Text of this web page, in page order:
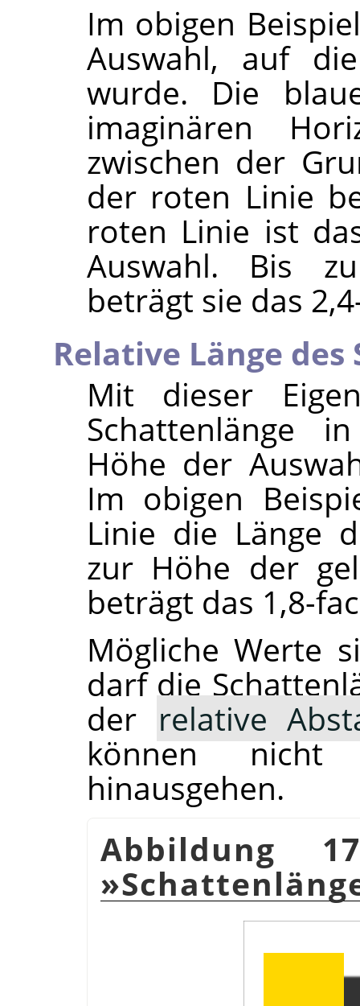
Im obigen
Auswahl, auf
wurde. Die
imaginären
zwischen der
der roten Linie
roten Linie ist
Auswahl. Bis
beträgt sie das
Relative Länge des
Mit dieser
Schattenlänge
Höhe der
Im obigen
Linie die Länge
zur Höhe der
beträgt das 1,8-
Mögliche Werte
darf die
der relative
können
hinausgehen.
Abbildung